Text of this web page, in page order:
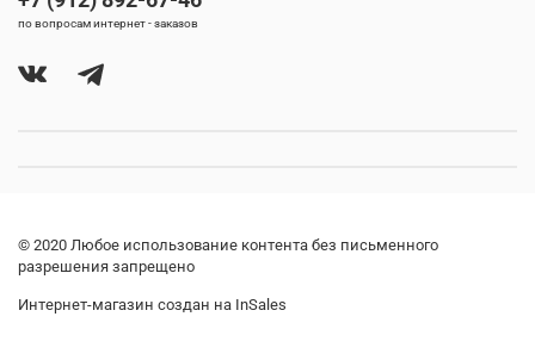
по вопросам интернет - заказов
© 2020 Любое использование контента без письменного
разрешения запрещено
Интернет-магазин создан на InSales